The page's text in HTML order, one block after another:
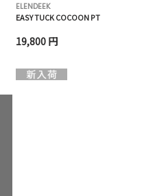
ELENDEEK
EASY TUCK COCOON PT
19,800 円